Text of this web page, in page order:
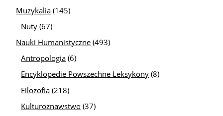
Muzykalia (145)
Nuty (67)
Nauki Humanistyczne (493)
Antropologia (6)
Encyklopedie Powszechne Leksykony (8)
Filozofia (218)
Kulturoznawstwo (37)